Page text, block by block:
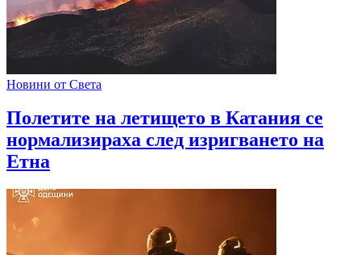
Новини от Света
Полетите на летището в Катания се
нормализираха след изригването на
Етна